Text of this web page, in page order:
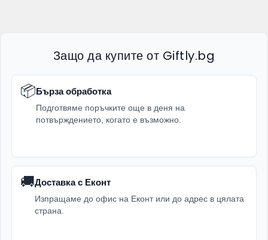
Защо да купите от Giftly.bg
📦Бърза обработка
Подготвяме поръчките още в деня на
потвърждението, когато е възможно.
🚚Доставка с Еконт
Изпращаме до офис на Еконт или до адрес в цялата
страна.